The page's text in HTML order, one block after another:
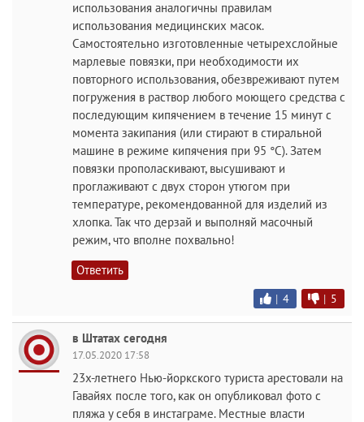
использования аналогичны правилам
использования медицинских масок.
Самостоятельно изготовленные четырехслойные
марлевые повязки, при необходимости их
повторного использования, обезвреживают путем
погружения в раствор любого моющего средства с
последующим кипячением в течение 15 минут с
момента закипания (или стирают в стиральной
машине в режиме кипячения при 95 °C). Затем
повязки прополаскивают, высушивают и
проглаживают с двух сторон утюгом при
температуре, рекомендованной для изделий из
хлопка. Так что дерзай и выполняй масочный
режим, что вполне похвально!
Ответить
| 4 | 5
в Штатах сегодня
17.05.2020 17:58
23х-летнего Нью-йоркского туриста арестовали на
Гавайях после того, как он опубликовал фото с
пляжа у себя в инстаграме. Местные власти